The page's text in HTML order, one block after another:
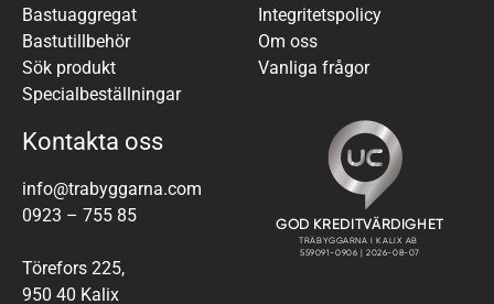
Bastuaggregat
Bastutillbehör
Sök produkt
Specialbeställningar
Integritetspolicy
Om oss
Vanliga frågor
Kontakta oss
info@trabyggarna.com
0923 – 755 85
Törefors 225,
950 40 Kalix